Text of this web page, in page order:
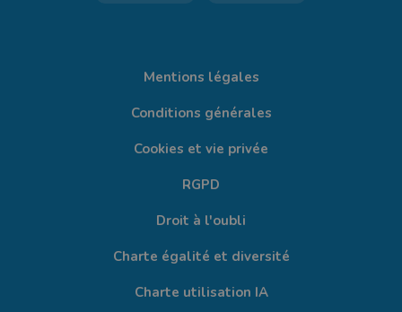
Mentions légales
Conditions générales
Cookies et vie privée
RGPD
Droit à l'oubli
Charte égalité et diversité
Charte utilisation IA